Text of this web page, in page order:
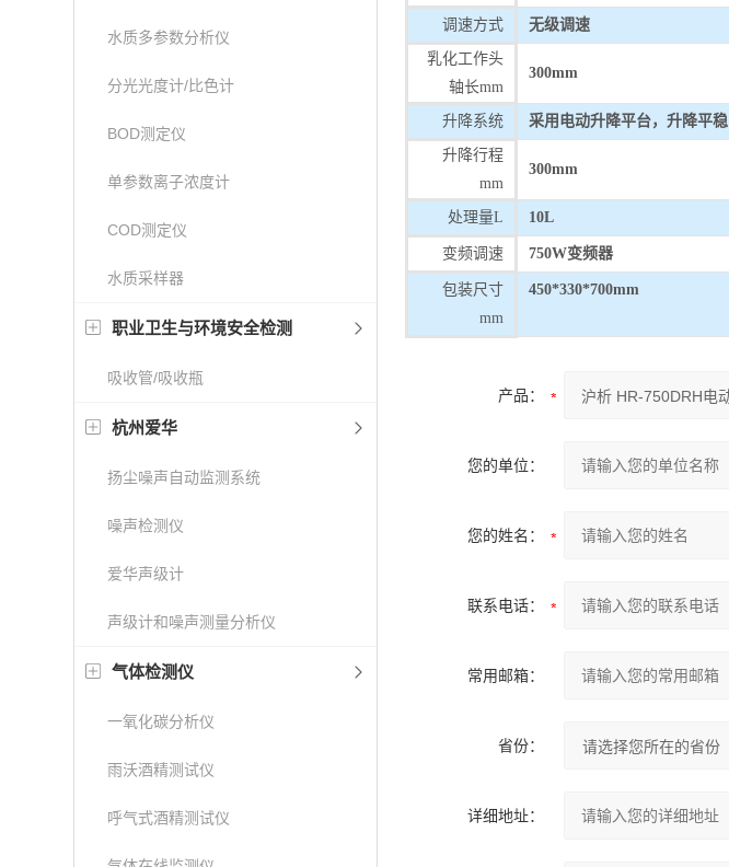
水质多参数分析仪
分光光度计/比色计
BOD测定仪
单参数离子浓度计
COD测定仪
水质采样器
职业卫生与环境安全检测
吸收管/吸收瓶
杭州爱华
扬尘噪声自动监测系统
噪声检测仪
爱华声级计
声级计和噪声测量分析仪
气体检测仪
一氧化碳分析仪
雨沃酒精测试仪
呼气式酒精测试仪
调速方式 无级调速
乳化工作头
轴长mm
300mm
升降系统 采用电动升降平台，升降平稳
升降行程
mm
300mm
处理量L 10L
变频调速 750W变频器
包装尺寸
mm
450*330*700mm
产品：
您的单位：
您的姓名：
联系电话：
常用邮箱：
省份：
详细地址：